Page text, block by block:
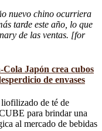
nuevo chino ocurriera
tarde este año, lo que
de las ventas. [for
Cola Japón crea cubos
de envases
de té de
para brindar una
al mercado de bebidas